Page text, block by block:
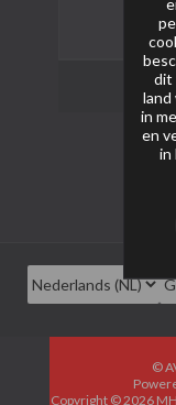
©
Copyright © 2026
dit
in
en
in